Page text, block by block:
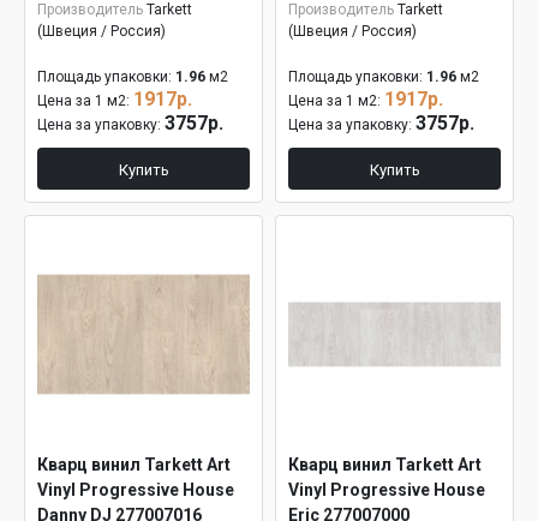
Производитель Tarkett
(Швеция / Россия)
Площадь упаковки: 1.96 м2
Цена за 1 м2: 1917р.
Цена за упаковку: 3757р.
Купить
Производитель Tarkett
(Швеция / Россия)
Площадь упаковки: 1.96 м2
Цена за 1 м2: 1917р.
Цена за упаковку: 3757р.
Купить
Кварц винил Tarkett Art
Vinyl Progressive House
Danny DJ 277007016
Кварц винил Tarkett Art
Vinyl Progressive House
Eric 277007000